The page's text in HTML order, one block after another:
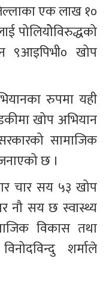
एक लाख १०
पोलियोेविरुद्धको
९आइपिभी० खोप
रुपमा यही
खोप अभियान
सामाजिक
छ ।
चार सय ५३ खोप
नौ सय छ स्वास्थ्य
विकास तथा
शर्माले